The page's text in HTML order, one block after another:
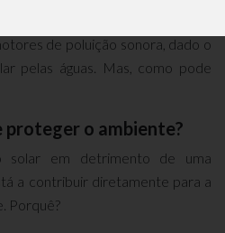
de poluição sonora, dado o
pelas águas. Mas, como pode
proteger o ambiente?
em detrimento de uma
a contribuir diretamente para a
Porquê?